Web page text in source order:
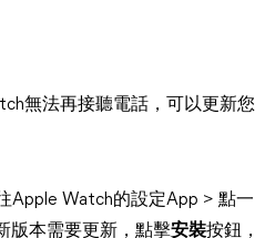
無法再接聽電話，可以更新您
Apple Watch的設定App > 點一
版本需要更新，點擊安裝按鈕，